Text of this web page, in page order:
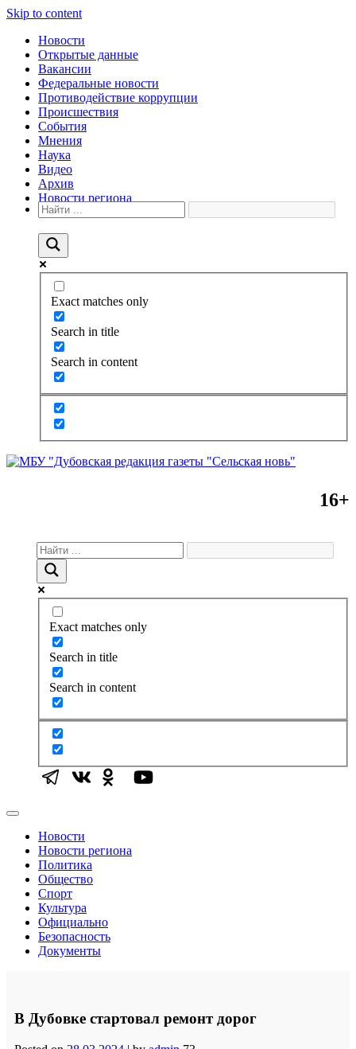
Skip to content
Новости
Открытые данные
Вакансии
Федеральные новости
Противодействие коррупции
Происшествия
События
Мнения
Наука
Видео
Архив
Новости региона
Exact matches only
Search in title
Search in content
16+
Exact matches only
Search in title
Search in content
Новости
Новости региона
Политика
Общество
Спорт
Культура
Официально
Безопасность
Документы
В Дубовке стартовал ремонт дорог